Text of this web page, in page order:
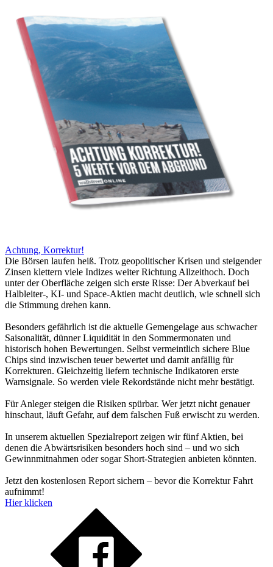
Achtung, Korrektur!
Die Börsen laufen heiß. Trotz geopolitischer Krisen und steigender
Zinsen klettern viele Indizes weiter Richtung Allzeithoch. Doch
unter der Oberfläche zeigen sich erste Risse: Der Abverkauf bei
Halbleiter-, KI- und Space-Aktien macht deutlich, wie schnell sich
die Stimmung drehen kann.
Besonders gefährlich ist die aktuelle Gemengelage aus schwacher
Saisonalität, dünner Liquidität in den Sommermonaten und
historisch hohen Bewertungen. Selbst vermeintlich sichere Blue
Chips sind inzwischen teuer bewertet und damit anfällig für
Korrekturen. Gleichzeitig liefern technische Indikatoren erste
Warnsignale. So werden viele Rekordstände nicht mehr bestätigt.
Für Anleger steigen die Risiken spürbar. Wer jetzt nicht genauer
hinschaut, läuft Gefahr, auf dem falschen Fuß erwischt zu werden.
In unserem aktuellen Spezialreport zeigen wir fünf Aktien, bei
denen die Abwärtsrisiken besonders hoch sind – und wo sich
Gewinnmitnahmen oder sogar Short-Strategien anbieten könnten.
Jetzt den kostenlosen Report sichern – bevor die Korrektur Fahrt
aufnimmt!
Hier klicken